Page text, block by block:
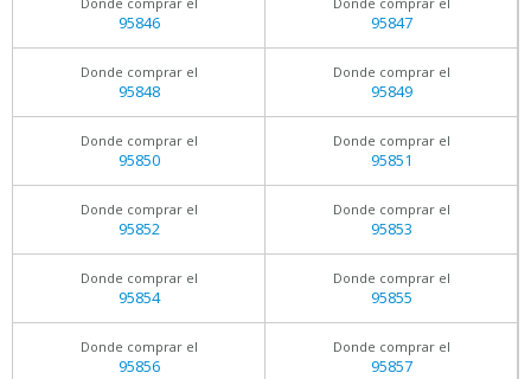
95846 95847
Donde comprar el
95848
Donde comprar el
95849
Donde comprar el
95850
Donde comprar el
95851
Donde comprar el
95852
Donde comprar el
95853
Donde comprar el
95854
Donde comprar el
95855
Donde comprar el
95856
Donde comprar el
95857